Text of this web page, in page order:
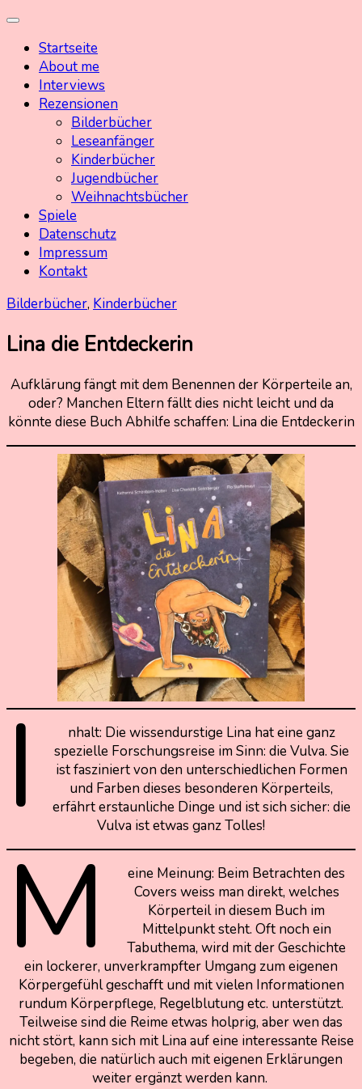
Skip
contentStartseite
About me
Interviews
Rezensionen
Bilderbücher
Leseanfänger
Kinderbücher
Jugendbücher
Weihnachtsbücher
Spiele
Datenschutz
Impressum
Kontakt
Bilderbücher, Kinderbücher
Lina die Entdeckerin
24.
Juni
2021
Nadine
Kammer
Aufklärung fängt mit dem Benennen der Körperteile an,
oder? Manchen Eltern fällt dies nicht leicht und da
könnte diese Buch Abhilfe schaffen: Lina die Entdeckerin
I
nhalt: Die wissendurstige Lina hat eine ganz
spezielle Forschungsreise im Sinn: die Vulva. Sie
ist fasziniert von den unterschiedlichen Formen
und Farben dieses besonderen Körperteils,
erfährt erstaunliche Dinge und ist sich sicher: die
Vulva ist etwas ganz Tolles!
M
eine Meinung: Beim Betrachten des
Covers weiss man direkt, welches
Körperteil in diesem Buch im
Mittelpunkt steht. Oft noch ein
Tabuthema, wird mit der Geschichte
ein lockerer, unverkrampfter Umgang zum eigenen
Körpergefühl geschafft und mit vielen Informationen
rundum Körperpflege, Regelblutung etc. unterstützt.
Teilweise sind die Reime etwas holprig, aber wen das
nicht stört, kann sich mit Lina auf eine interessante Reise
begeben, die natürlich auch mit eigenen Erklärungen
weiter ergänzt werden kann.